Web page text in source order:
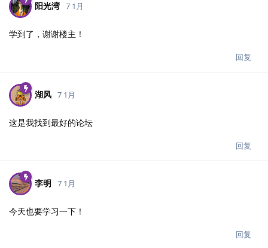
阳光湾 7 1月
学到了，谢谢楼主！
回复
湖风 7 1月
这是我找到最好的论坛
回复
李明 7 1月
今天也要学习一下！
回复